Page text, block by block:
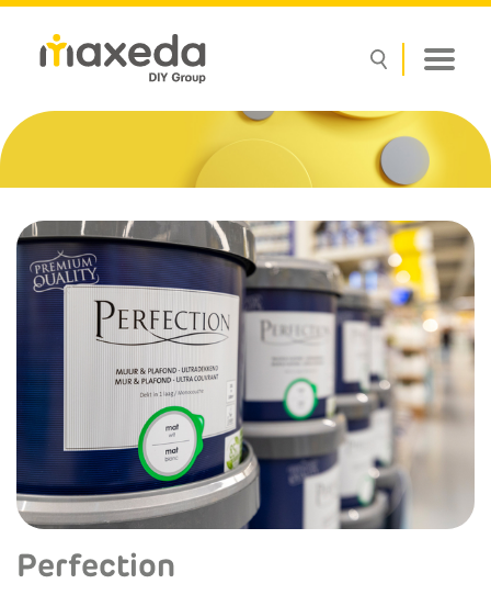
Perfection